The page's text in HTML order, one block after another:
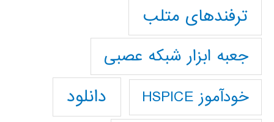
ترفندهای متلب
جعبه ابزار شبکه عصبی
خودآموز HSPICE دانلود